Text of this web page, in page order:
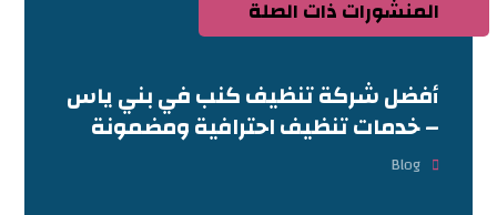
المنشورات ذات الصلة
أفضل شركة تنظيف كنب في بني ياس
– خدمات تنظيف احترافية ومضمونة
Blog